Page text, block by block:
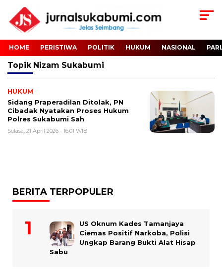
HOME PERISTIWA POLITIK HUKUM NASIONAL
Topik Nizam Sukabumi
HUKUM
Sidang Praperadilan Ditolak, PN
Cibadak Nyatakan Proses Hukum
Polres Sukabumi Sah
Selasa, 21 April 2026 - 16:01 WIB
BERITA TERPOPULER
US Oknum Kades Tamanjaya
Ciemas Positif Narkoba, Polisi
Ungkap Barang Bukti Alat Hisap
Sabu